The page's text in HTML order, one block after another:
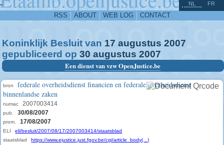
-
RSS ABOUT WEB LOG CONTACT
NL FR
Koninklijk Besluit van 17 augustus 2007
gepubliceerd op 30 augustus 2007
Een dienst van vzw OpenJustice.be
bron
federale overheidsdienst financien en federale overheidsdienst
binnenlandse zaken
numac 2007003414
pub. 30/08/2007
prom. 17/08/2007
ELI
eli/besluit/2007/08/17/2007003414/staatsblad
staatsblad
https://www.ejustice.just.fgov.be/cgi/article_body(...)
^